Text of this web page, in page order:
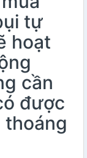
tự
hoạt
cần
được
thoáng